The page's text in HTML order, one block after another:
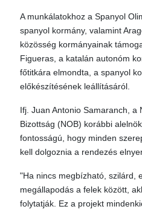
A munkálatokhoz a Spanyol
spanyol kormány, valamint
közösség kormányainak
Figueras, a katalán autonóm
főtitkára elmondta, a spanyol
előkészítésének leállításáról.
Ifj. Juan Antonio Samaranch, a
Bizottság (NOB) korábbi
fontosságú, hogy minden
kell dolgoznia a rendezés
"Ha nincs megbízható, szilárd,
megállapodás a felek között,
folytatják. Ez a projekt